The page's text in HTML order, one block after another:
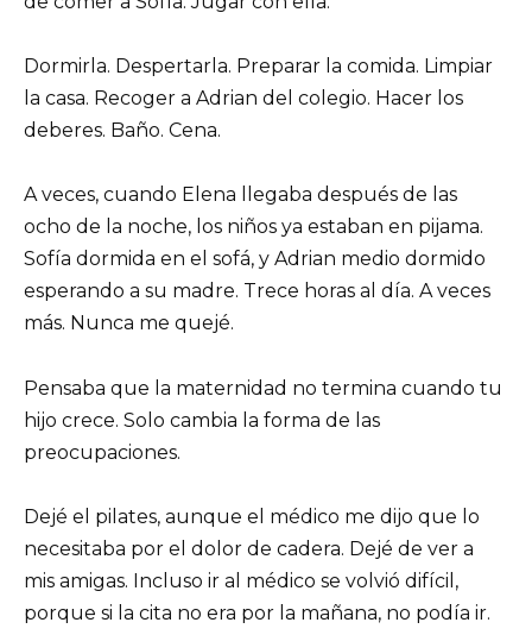
Dormirla. Despertarla. Preparar la comida. Limpiar
la casa. Recoger a Adrian del colegio. Hacer los
deberes. Baño. Cena.
A veces, cuando Elena llegaba después de las
ocho de la noche, los niños ya estaban en pijama.
Sofía dormida en el sofá, y Adrian medio dormido
esperando a su madre. Trece horas al día. A veces
más. Nunca me quejé.
Pensaba que la maternidad no termina cuando tu
hijo crece. Solo cambia la forma de las
preocupaciones.
Dejé el pilates, aunque el médico me dijo que lo
necesitaba por el dolor de cadera. Dejé de ver a
mis amigas. Incluso ir al médico se volvió difícil,
porque si la cita no era por la mañana, no podía ir.